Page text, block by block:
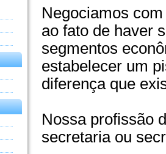
Negociamos
ao fato de haver
segmentos
estabelecer um
diferença que
Nossa profissão
secretaria ou